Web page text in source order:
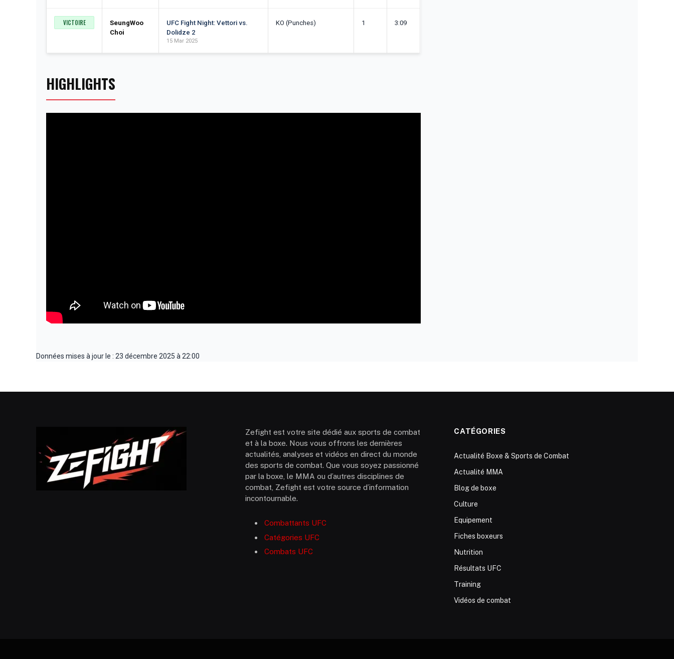
VICTOIRE
SeungWoo
Choi
UFC Fight Night: Vettori vs.
Dolidze 2
15 Mar 2025
KO (Punches) 1 3:09
HIGHLIGHTS
Données mises à jour le : 23 décembre 2025 à 22:00
Zefight est votre site dédié aux sports de combat
et à la boxe. Nous vous offrons les dernières
actualités, analyses et vidéos en direct du monde
des sports de combat. Que vous soyez passionné
par la boxe, le MMA ou d’autres disciplines de
combat, Zefight est votre source d’information
incontournable.
Combattants UFC
Catégories UFC
Combats UFC
CATÉGORIES
Actualité Boxe & Sports de Combat
Actualité MMA
Blog de boxe
Culture
Equipement
Fiches boxeurs
Nutrition
Résultats UFC
Training
Vidéos de combat